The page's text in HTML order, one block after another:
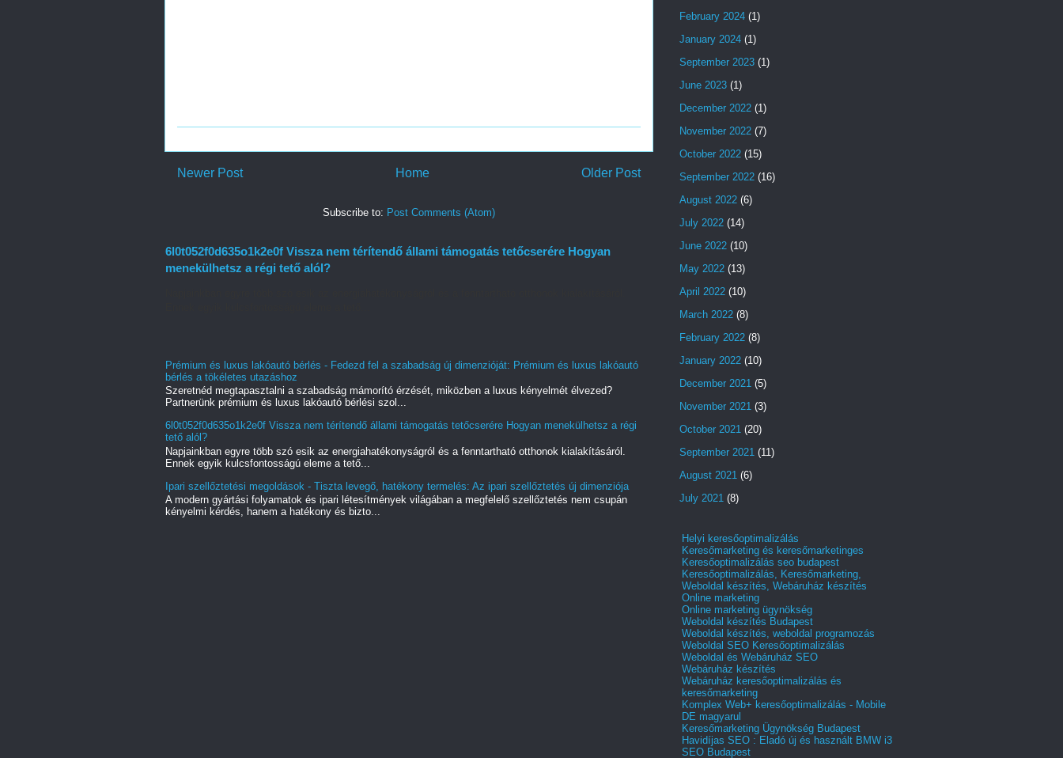
Newer Post Older Post
Home
Subscribe to: Post Comments (Atom)
6l0t052f0d635o1k2e0f Vissza nem térítendő állami támogatás tetőcserére Hogyan
menekülhetsz a régi tető alól?
Prémium és luxus lakóautó bérlés - Fedezd fel a szabadság új dimenzióját: Prémium és luxus lakóautó
bérlés a tökéletes utazáshoz
Szeretnéd megtapasztalni a szabadság mámorító érzését, miközben a luxus kényelmét élvezed?
Partnerünk prémium és luxus lakóautó bérlési szol...
6l0t052f0d635o1k2e0f Vissza nem térítendő állami támogatás tetőcserére Hogyan menekülhetsz a régi
tető alól?
Napjainkban egyre több szó esik az energiahatékonyságról és a fenntartható otthonok kialakításáról.
Ennek egyik kulcsfontosságú eleme a tető...
Ipari szellőztetési megoldások - Tiszta levegő, hatékony termelés: Az ipari szellőztetés új dimenziója
A modern gyártási folyamatok és ipari létesítmények világában a megfelelő szellőztetés nem csupán
kényelmi kérdés, hanem a hatékony és bizto...
February 2024 (1)
January 2024 (1)
September 2023 (1)
June 2023 (1)
December 2022 (1)
November 2022 (7)
October 2022 (15)
September 2022 (16)
August 2022 (6)
July 2022 (14)
June 2022 (10)
May 2022 (13)
April 2022 (10)
March 2022 (8)
February 2022 (8)
January 2022 (10)
December 2021 (5)
November 2021 (3)
October 2021 (20)
September 2021 (11)
August 2021 (6)
July 2021 (8)
Helyi keresőoptimalizálás
Keresőmarketing és keresőmarketinges
Keresőoptimalizálás seo budapest
Keresőoptimalizálás, Keresőmarketing,
Weboldal készítés, Webáruház készítés
Online marketing
Online marketing ügynökség
Weboldal készítés Budapest
Weboldal készítés, weboldal programozás
Weboldal SEO Keresőoptimalizálás
Weboldal és Webáruház SEO
Webáruház készítés
Webáruház keresőoptimalizálás és
keresőmarketing
Komplex Web+ keresőoptimalizálás - Mobile
DE magyarul
Keresőmarketing Ügynökség Budapest
Havidíjas SEO : Eladó új és használt BMW i3
SEO Budapest